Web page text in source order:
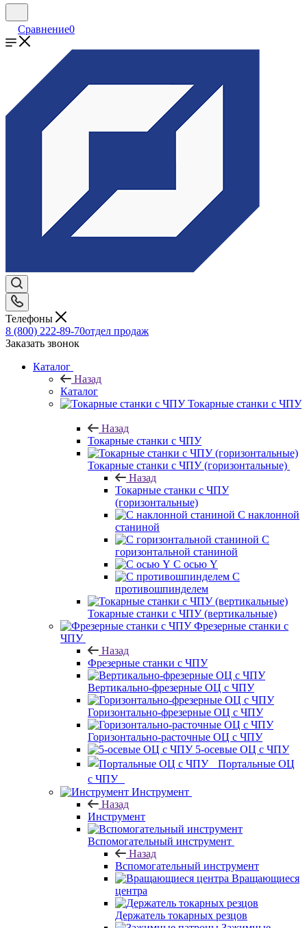
Сравнение0
Телефоны
8 (800) 222-89-70отдел продаж
Заказать звонок
Каталог
Назад
Каталог
Токарные станки с ЧПУ
Назад
Токарные станки с ЧПУ
Токарные станки с ЧПУ (горизонтальные)
Назад
Токарные станки с ЧПУ
(горизонтальные)
С наклонной
станиной
С
горизонтальной станиной
С осью Y
С
противошпинделем
Токарные станки с ЧПУ (вертикальные)
Фрезерные станки с
ЧПУ
Назад
Фрезерные станки с ЧПУ
Вертикально-фрезерные ОЦ с ЧПУ
Горизонтально-фрезерные ОЦ с ЧПУ
Горизонтально-расточные ОЦ с ЧПУ
5-осевые ОЦ с ЧПУ
Портальные ОЦ
с ЧПУ
Инструмент
Назад
Инструмент
Вспомогательный инструмент
Назад
Вспомогательный инструмент
Вращающиеся
центра
Держатель токарных резцов